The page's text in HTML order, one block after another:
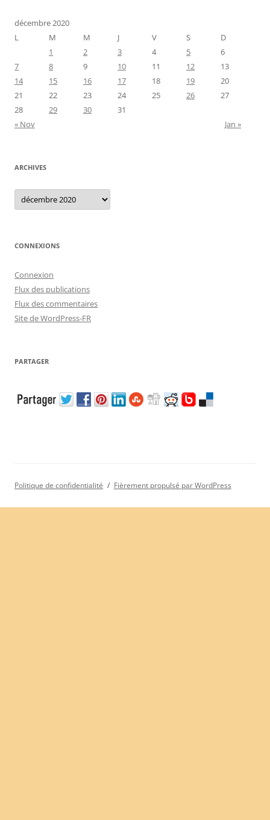
décembre 2020
L
M M J V S
D
1
2 3 4 5
6
7
8 9 10 11 12
13
14
15 16 17 18 19
20
21
22 23 24 25 26
27
28
29 30
31
« Nov
Jan »
ARCHIVES
Archives
CONNEXIONS
Connexion
Flux des publications
Flux des commentaires
Site de WordPress-FR
PARTAGER
Politique de confidentialité Fièrement propulsé par WordPress